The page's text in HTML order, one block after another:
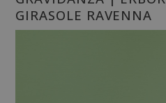
GIRASOLE RAVENNA